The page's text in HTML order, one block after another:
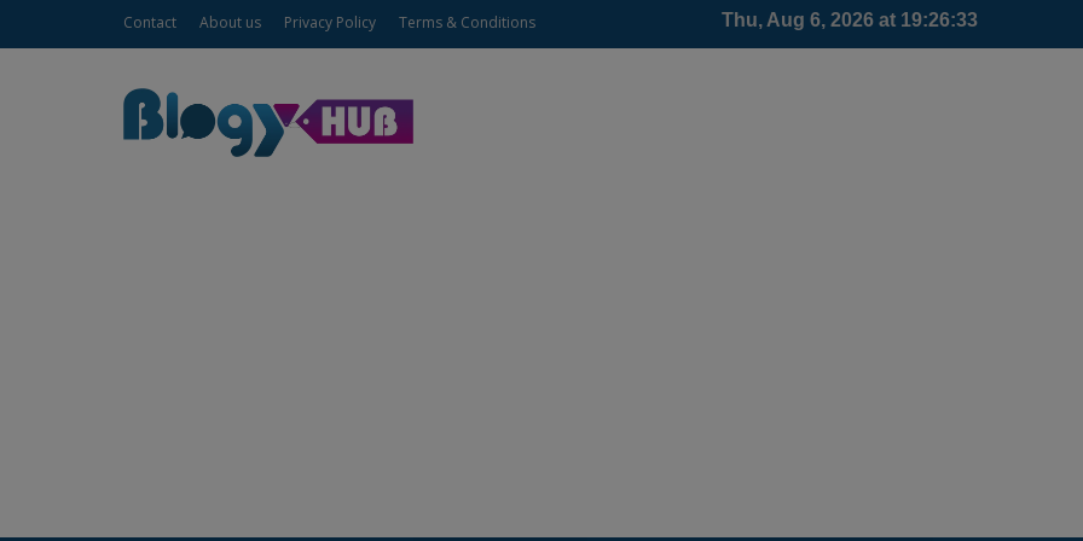
Contact About us Privacy Policy Terms & Conditions